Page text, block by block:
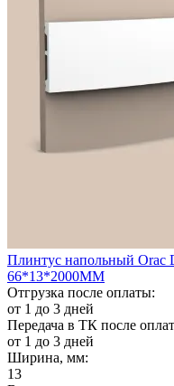
Плинтус напольный Orac
66*13*2000ММ
Отгрузка после оплаты:
от 1 до 3 дней
Передача в ТК после
от 1 до 3 дней
Ширина, мм:
13